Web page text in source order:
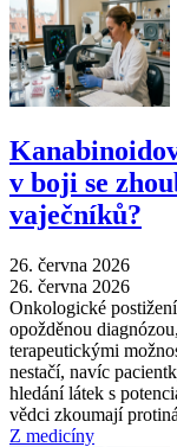
v boji se
vaječníků?
26. června 2026
26. června 2026
Onkologické
opožděnou
terapeutickými
nestačí, navíc
hledání látek s
vědci zkoumají
Z medicíny